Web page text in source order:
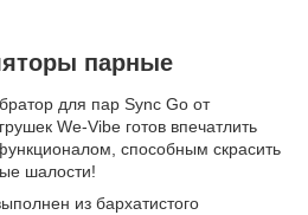
парные
для пар Sync Go от
We-Vibe готов впечатлить
способным скрасить
шалости!
из бархатистого